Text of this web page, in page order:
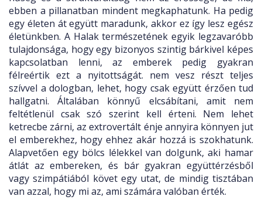
ebben a pillanatban mindent megkaphatunk. Ha pedig
egy életen át együtt maradunk, akkor ez így lesz egész
életünkben. A Halak természetének egyik legzavaróbb
tulajdonsága, hogy egy bizonyos szintig bárkivel képes
kapcsolatban lenni, az emberek pedig gyakran
félreértik ezt a nyitottságát. nem vesz részt teljes
szívvel a dologban, lehet, hogy csak együtt érzően tud
hallgatni. Általában könnyű elcsábítani, amit nem
feltétlenül csak szó szerint kell érteni. Nem lehet
ketrecbe zárni, az extrovertált énje annyira könnyen jut
el emberekhez, hogy ehhez akár hozzá is szokhatunk.
Alapvetően egy bölcs lélekkel van dolgunk, aki hamar
átlát az embereken, és bár gyakran együttérzésből
vagy szimpátiából követ egy utat, de mindig tisztában
van azzal, hogy mi az, ami számára valóban érték.